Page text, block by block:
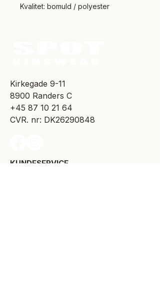
Kvalitet: bomuld / polyester
​Kirkegade 9-11
8900 Randers C
+45 87 10 21 64
CVR. nr: DK26290848
KUNDESERVICE​